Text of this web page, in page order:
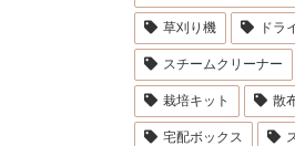
草刈り機 ドラ
スチームクリーナー
栽培キット 散
宅配ボックス